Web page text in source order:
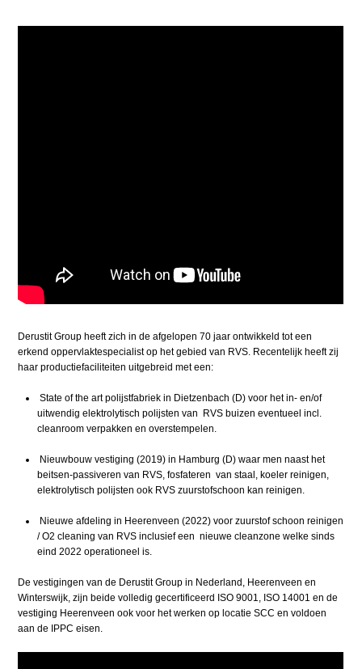
Derustit Group heeft zich in de afgelopen 70 jaar ontwikkeld tot een
erkend oppervlaktespecialist op het gebied van RVS. Recentelijk heeft zij
haar productiefaciliteiten uitgebreid met een:
State of the art polijstfabriek in Dietzenbach (D) voor het in- en/of
uitwendig elektrolytisch polijsten van RVS buizen eventueel incl.
cleanroom verpakken en overstempelen.
Nieuwbouw vestiging (2019) in Hamburg (D) waar men naast het
beitsen-passiveren van RVS, fosfateren van staal, koeler reinigen,
elektrolytisch polijsten ook RVS zuurstofschoon kan reinigen.
Nieuwe afdeling in Heerenveen (2022) voor zuurstof schoon reinigen
/ O2 cleaning van RVS inclusief een nieuwe cleanzone welke sinds
eind 2022 operationeel is.
De vestigingen van de Derustit Group in Nederland, Heerenveen en
Winterswijk, zijn beide volledig gecertificeerd ISO 9001, ISO 14001 en de
vestiging Heerenveen ook voor het werken op locatie SCC en voldoen
aan de IPPC eisen.